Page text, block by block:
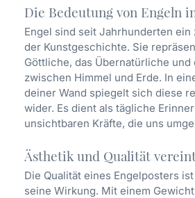
Die Bedeutung von Engeln
Engel sind seit Jahrhunderten
der Kunstgeschichte. Sie
Göttliche, das Übernatürliche und
zwischen Himmel und Erde. In
deiner Wand spiegelt sich diese
wider. Es dient als tägliche
unsichtbaren Kräfte, die uns
Ästhetik und Qualität
Die Qualität eines Engelposters
seine Wirkung. Mit einem